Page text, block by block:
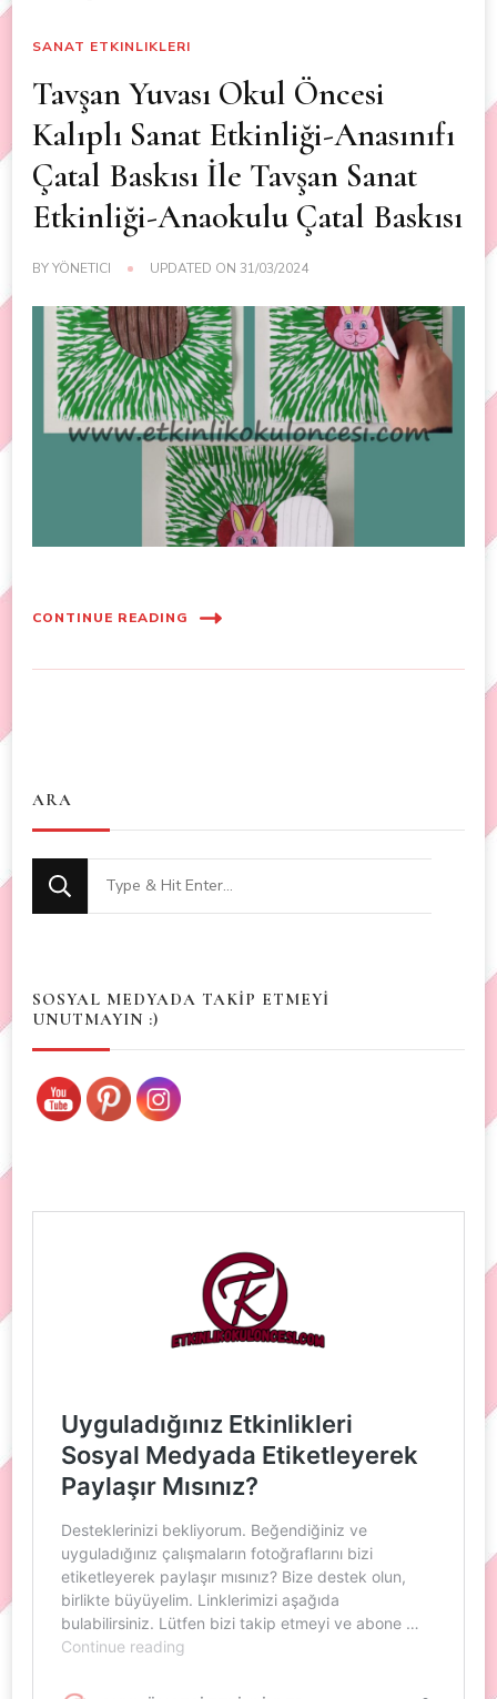
SANAT ETKINLIKLERI
Tavşan Yuvası Okul Öncesi
Kalıplı Sanat Etkinliği-Anasınıfı
Çatal Baskısı İle Tavşan Sanat
Etkinliği-Anaokulu Çatal Baskısı
BYYÖNETICI UPDATED ON 31/03/2024
CONTINUE READING
ARA
Looking
for
SOSYAL MEDYADA TAKİP ETMEYİ
UNUTMAYIN :)